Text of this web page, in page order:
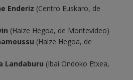
Enderiz (Centro Euskaro, de
(Haize Hegoa, de Montevideo)
(Haize Hegoa, de
Landaburu (Ibai Ondoko Etxea,